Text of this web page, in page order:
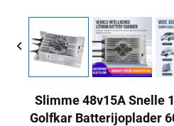
Slimme 48v15A Snelle
Golfkar Batterijoplader